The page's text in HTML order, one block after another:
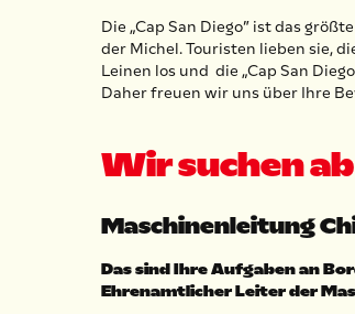
Die „Cap San Diego” ist das
der Michel. Touristen lieben sie,
Leinen los und die „Cap San
Daher freuen wir uns über Ihre
Wir suchen
Maschinenleitung
Das sind Ihre Aufgaben an
Ehrenamtlicher Leiter der